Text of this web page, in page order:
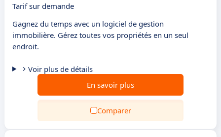
Tarif sur demande
Gagnez du temps avec un logiciel de gestion
immobilière. Gérez toutes vos propriétés en un seul
endroit.
Voir plus de détails
En savoir plus
Comparer